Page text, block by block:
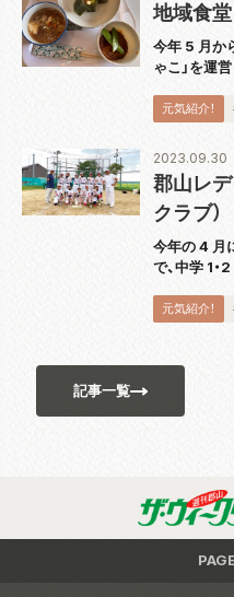
地域食堂
今年 5 月か
ゃこ」を運
い者の通所
元気紹介！
郡山レ
クラブ）
今年の 4 月
で、中学 1
思を誰に対
元気紹介！
2023.09.30
記事一覧